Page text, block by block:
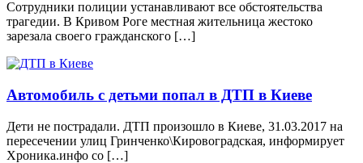
Сотрудники полиции устанавливают все обстоятельства
трагедии. В Кривом Роге местная жительница жестоко
зарезала своего гражданского […]
Автомобиль с детьми попал в ДТП в Киеве
Дети не пострадали. ДТП произошло в Киеве, 31.03.2017 на
пересечении улиц Гринченко\Кировоградская, информирует
Хроника.инфо со […]